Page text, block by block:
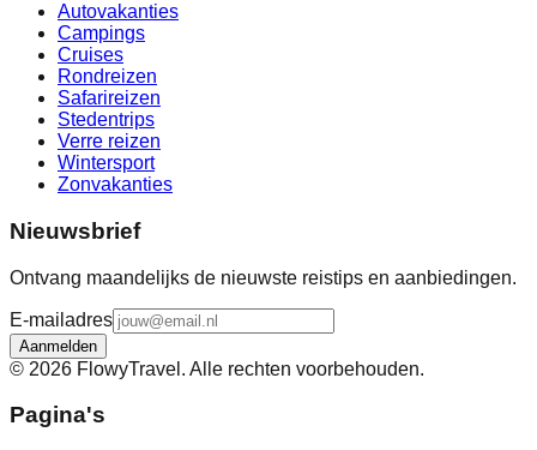
Autovakanties
Campings
Cruises
Rondreizen
Safarireizen
Stedentrips
Verre reizen
Wintersport
Zonvakanties
Nieuwsbrief
Ontvang maandelijks de nieuwste reistips en aanbiedingen.
E-mailadres
Aanmelden
© 2026 FlowyTravel. Alle rechten voorbehouden.
Pagina's